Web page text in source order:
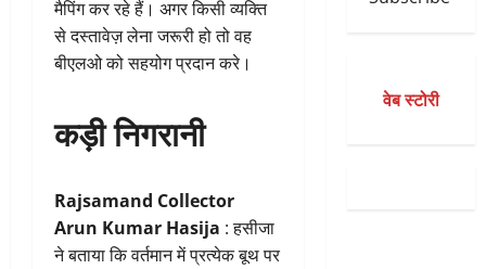
मैपिंग कर रहे हैं। अगर किसी व्यक्ति
से दस्तावेज़ लेना जरूरी हो तो वह
बीएलओ को सहयोग प्रदान करे।
कड़ी निगरानी
Rajsamand Collector
Arun Kumar Hasija : हसीजा
ने बताया कि वर्तमान में प्रत्येक बूथ पर
वेब स्टोरी